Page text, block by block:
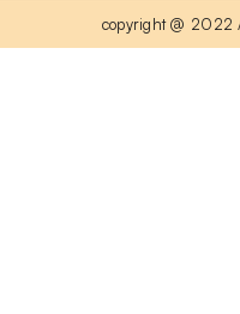
copyright @ 2022